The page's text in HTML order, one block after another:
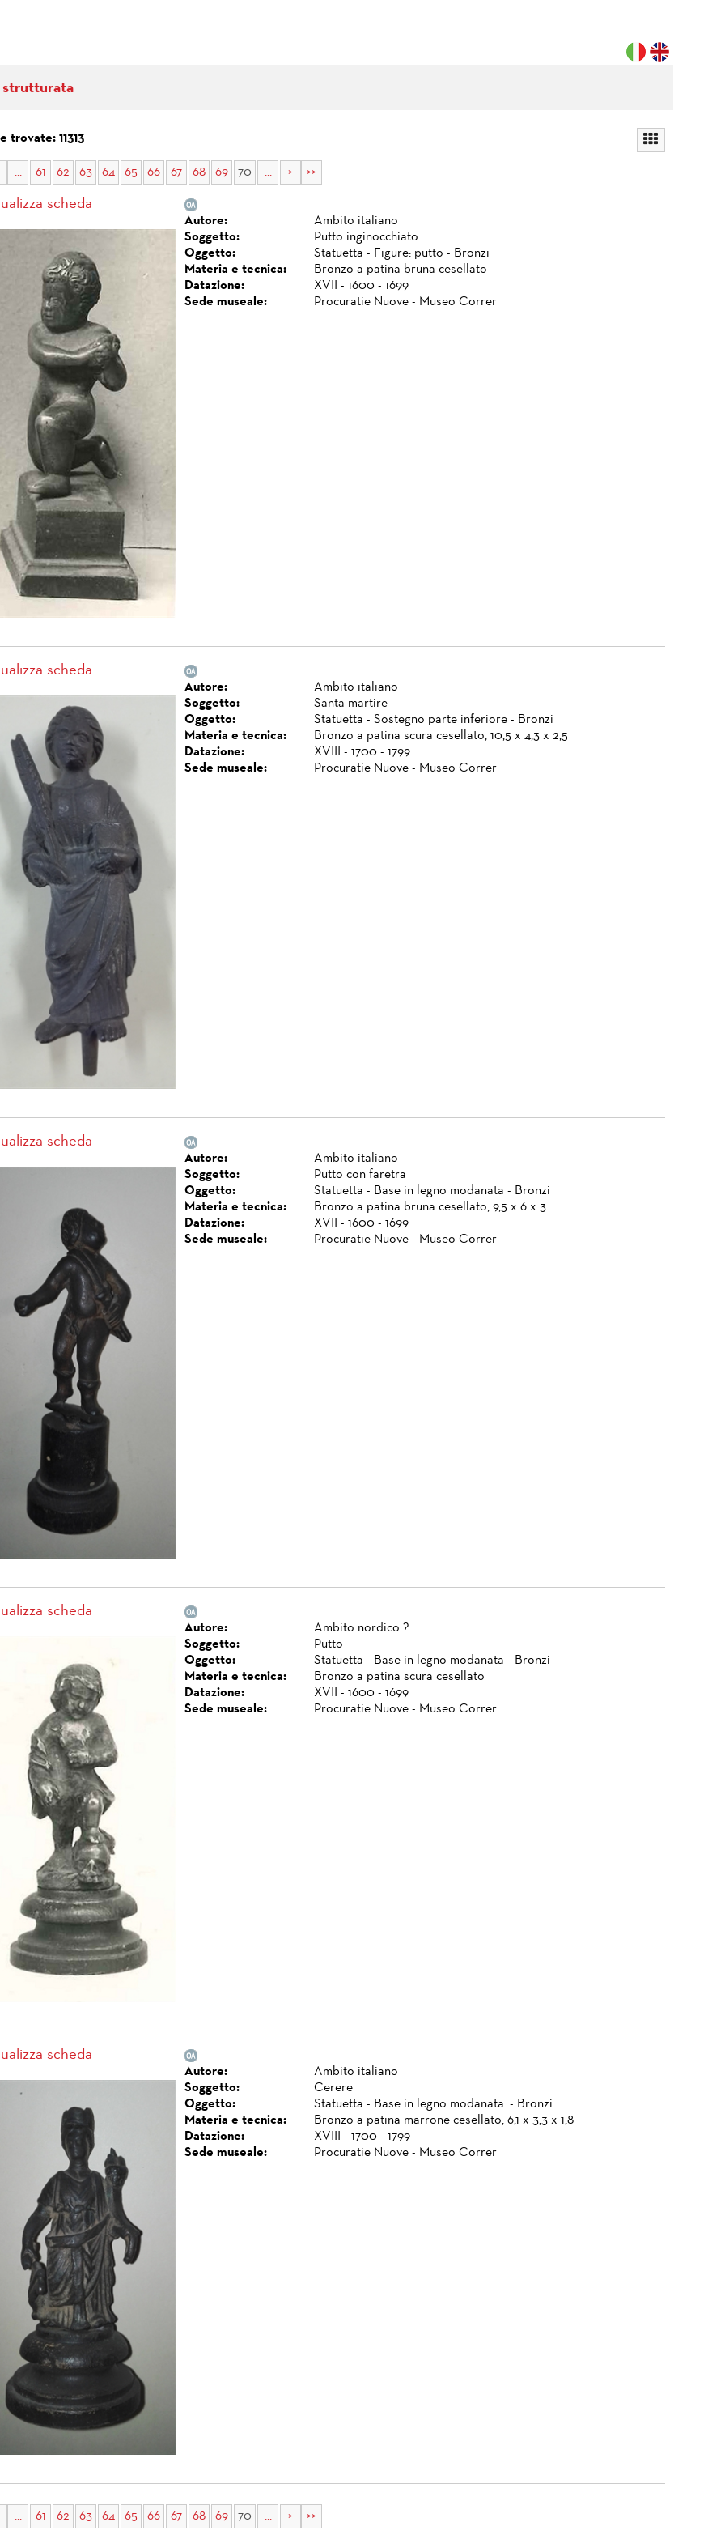
strutturata
trovate: 11313
... 61 62 63 64 65 66 67 68 69 70 ... > >>
scheda
Autore:
Ambito italiano
Soggetto:
Putto inginocchiato
Oggetto:
Statuetta - Figure: putto - Bronzi
Materia e tecnica:
Bronzo a patina bruna cesellato
Datazione:
XVII - 1600 - 1699
Sede museale:
Procuratie Nuove - Museo Correr
scheda
Autore:
Ambito italiano
Soggetto:
Santa martire
Oggetto:
Statuetta - Sostegno parte inferiore - Bronzi
Materia e tecnica:
Bronzo a patina scura cesellato, 10,5 x 4,3 x 2,5
Datazione:
XVIII - 1700 - 1799
Sede museale:
Procuratie Nuove - Museo Correr
scheda
Autore:
Ambito italiano
Soggetto:
Putto con faretra
Oggetto:
Statuetta - Base in legno modanata - Bronzi
Materia e tecnica:
Bronzo a patina bruna cesellato, 9,5 x 6 x 3
Datazione:
XVII - 1600 - 1699
Sede museale:
Procuratie Nuove - Museo Correr
scheda
Autore:
Ambito nordico ?
Soggetto:
Putto
Oggetto:
Statuetta - Base in legno modanata - Bronzi
Materia e tecnica:
Bronzo a patina scura cesellato
Datazione:
XVII - 1600 - 1699
Sede museale:
Procuratie Nuove - Museo Correr
scheda
Autore:
Ambito italiano
Soggetto:
Cerere
Oggetto:
Statuetta - Base in legno modanata. - Bronzi
Materia e tecnica:
Bronzo a patina marrone cesellato, 6,1 x 3,3 x 1,8
Datazione:
XVIII - 1700 - 1799
Sede museale:
Procuratie Nuove - Museo Correr
... 61 62 63 64 65 66 67 68 69 70 ... > >>